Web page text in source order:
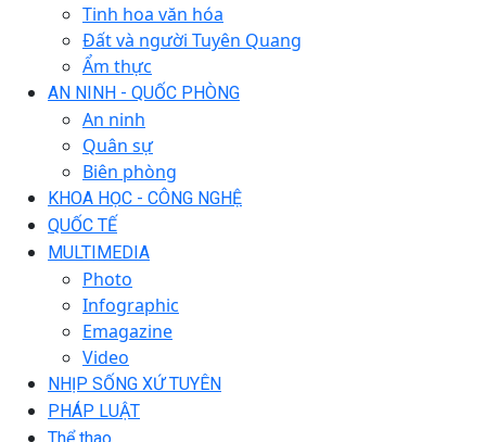
Tinh hoa văn hóa
Đất và người Tuyên Quang
Ẩm thực
AN NINH - QUỐC PHÒNG
An ninh
Quân sự
Biên phòng
KHOA HỌC - CÔNG NGHỆ
QUỐC TẾ
MULTIMEDIA
Photo
Infographic
Emagazine
Video
NHỊP SỐNG XỨ TUYÊN
PHÁP LUẬT